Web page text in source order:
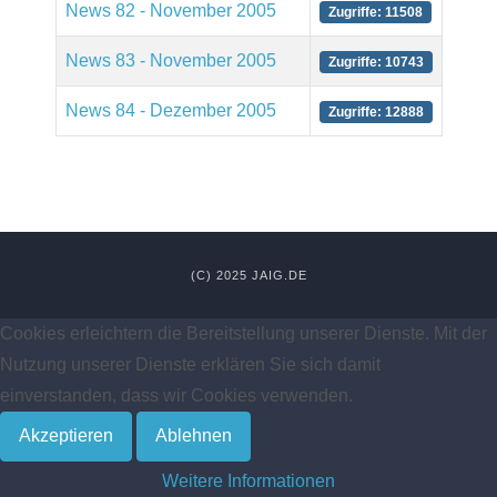
News 82 - November 2005 Zugriffe: 11508
News 83 - November 2005 Zugriffe: 10743
News 84 - Dezember 2005 Zugriffe: 12888
(C) 2025 JAIG.DE
Cookies erleichtern die Bereitstellung unserer Dienste. Mit der
Nutzung unserer Dienste erklären Sie sich damit
einverstanden, dass wir Cookies verwenden.
Akzeptieren Ablehnen
Weitere Informationen